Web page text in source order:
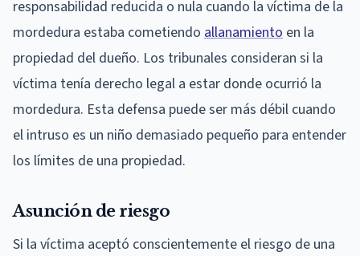
responsabilidad reducida o nula cuando la víctima de la
mordedura estaba cometiendo allanamiento en la
propiedad del dueño. Los tribunales consideran si la
víctima tenía derecho legal a estar donde ocurrió la
mordedura. Esta defensa puede ser más débil cuando
el intruso es un niño demasiado pequeño para entender
los límites de una propiedad.
Asunción de riesgo
Si la víctima aceptó conscientemente el riesgo de una